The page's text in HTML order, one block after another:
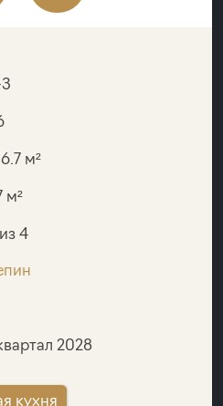
м²
м²
4
2028
кухня